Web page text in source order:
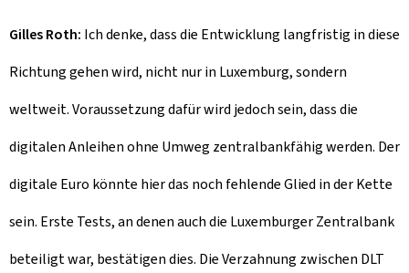
Gilles Roth: Ich denke, dass die Entwicklung langfristig in diese
Richtung gehen wird, nicht nur in Luxemburg, sondern
weltweit. Voraussetzung dafür wird jedoch sein, dass die
digitalen Anleihen ohne Umweg zentralbankfähig werden. Der
digitale Euro könnte hier das noch fehlende Glied in der Kette
sein. Erste Tests, an denen auch die Luxemburger Zentralbank
beteiligt war, bestätigen dies. Die Verzahnung zwischen DLT